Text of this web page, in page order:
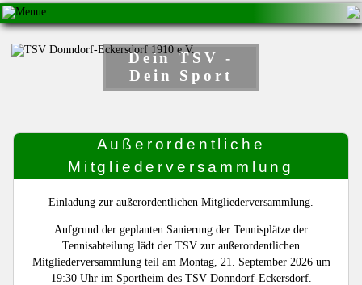
Dein TSV -
Dein Sport
Außerordentliche
Mitgliederversammlung
Einladung zur außerordentlichen Mitgliederversammlung.
Aufgrund der geplanten Sanierung der Tennisplätze der
Tennisabteilung lädt der TSV zur außerordentlichen
Mitgliederversammlung teil am Montag, 21. September 2026 um
19:30 Uhr im Sportheim des TSV Donndorf-Eckersdorf.